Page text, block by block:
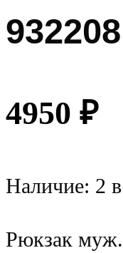
4950 ₽
Наличие: 2
Рюкзак